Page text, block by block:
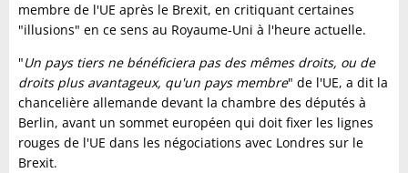
membre de l'UE après le Brexit, en critiquant certaines
"illusions" en ce sens au Royaume-Uni à l'heure actuelle.
"Un pays tiers ne bénéficiera pas des mêmes droits, ou de
droits plus avantageux, qu'un pays membre" de l'UE, a dit la
chancelière allemande devant la chambre des députés à
Berlin, avant un sommet européen qui doit fixer les lignes
rouges de l'UE dans les négociations avec Londres sur le
Brexit.